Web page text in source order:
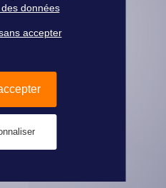
pratiques
de vente
de réservation
nous ?
le réseau
données
accepter